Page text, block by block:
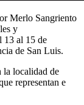
Merlo Sangriento
y
13 al 15 de
de San Luis.
la localidad de
representan e